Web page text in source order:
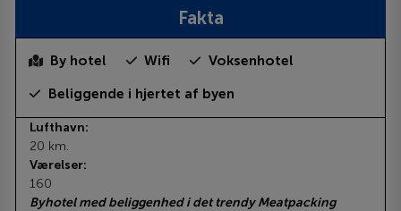
Fakta
By hotel Wifi Voksenhotel
Beliggende i hjertet af byen
Lufthavn:
20 km.
Værelser:
160
Byhotel med beliggenhed i det trendy Meatpacking